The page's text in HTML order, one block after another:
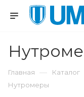
Главная — Каталог
Нутромеры